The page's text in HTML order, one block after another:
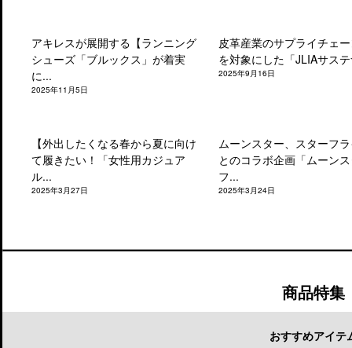
アキレスが展開する【ランニング
シューズ「ブルックス」が着実
に...
2025年11月5日
皮革産業のサプライチェ
を対象にした「JLIAサス
2025年9月16日
【外出したくなる春から夏に向け
て履きたい！「女性用カジュア
ル...
2025年3月27日
ムーンスター、スターフ
とのコラボ企画「ムーン
フ...
2025年3月24日
商品特集
おすすめアイテ